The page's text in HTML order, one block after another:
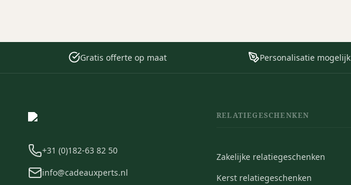
Gratis offerte op maat Personalisatie mogelijk
+31 (0)182-63 82 50
info@cadeauxperts.nl
RELATIEGESCHENKEN
Zakelijke relatiegeschenken
Kerst relatiegeschenken